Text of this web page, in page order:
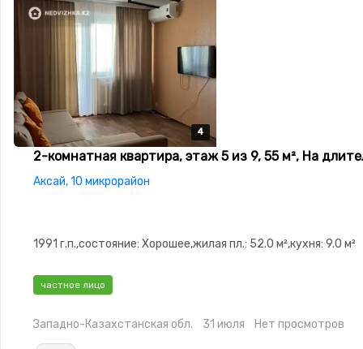
4
4
4
4
2-комнатная квартира, этаж 5 из 9, 55 м², На
Аксай, 10 микрорайон
1991 г.п.,состояние: Хорошее,жилая пл.: 52.0 м²,кухня: 9.0 м²
частное лицо
Западно-Казахстанская обл. 31 июля Нет просмотров